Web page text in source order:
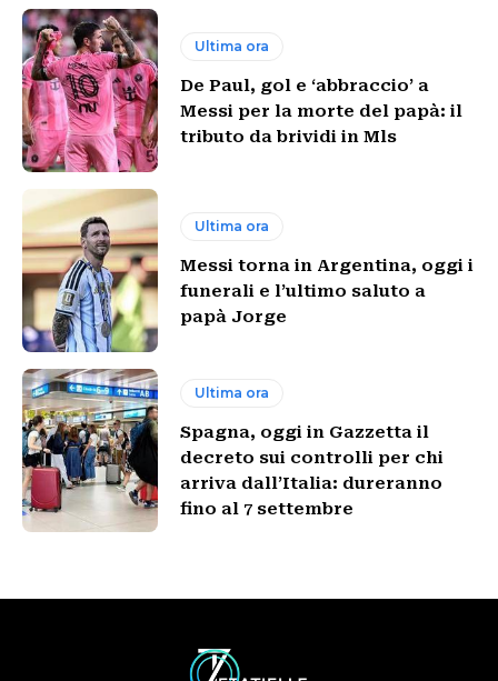
Ultima ora
De Paul, gol e ‘abbraccio’ a
Messi per la morte del papà: il
tributo da brividi in Mls
Ultima ora
Messi torna in Argentina, oggi i
funerali e l’ultimo saluto a
papà Jorge
Ultima ora
Spagna, oggi in Gazzetta il
decreto sui controlli per chi
arriva dall’Italia: dureranno
fino al 7 settembre